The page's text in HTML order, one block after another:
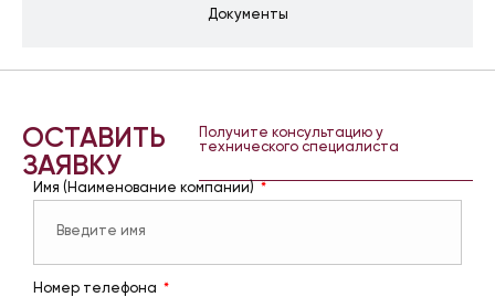
Документы
ОСТАВИТЬ
ЗАЯВКУ
Получите консультацию у
технического специалиста
Имя (Наименование компании)
Номер телефона